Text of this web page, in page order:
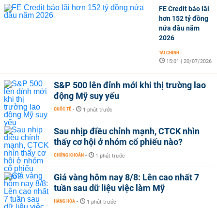
FE Credit báo lãi
hơn 152 tỷ đồng
nửa đầu năm
2026
TÀI CHÍNH -
15:01 | 20/07/2026
S&P 500 lên đỉnh mới khi thị trường lao
động Mỹ suy yếu
QUỐC TẾ - 1 phút trước
Sau nhịp điều chỉnh mạnh, CTCK nhìn
thấy cơ hội ở nhóm cổ phiếu nào?
CHỨNG KHOÁN - 1 phút trước
Giá vàng hôm nay 8/8: Lên cao nhất 7
tuần sau dữ liệu việc làm Mỹ
HÀNG HÓA - 1 phút trước